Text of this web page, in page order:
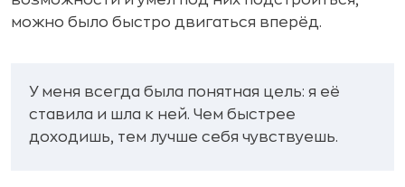
можно было быстро двигаться вперёд.
У меня всегда была понятная цель: я её
ставила и шла к ней. Чем быстрее
доходишь, тем лучше себя чувствуешь.